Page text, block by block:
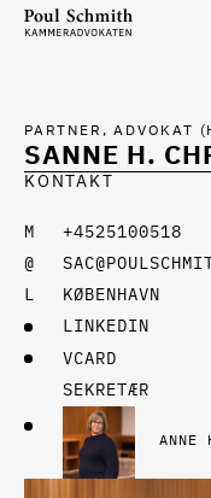
SANNE H.
PARTNER, ADVOKAT
KONTAKT
+4525100518
KØBENHAVN
LINKEDIN
VCARD
SEKRETÆR
ANNE